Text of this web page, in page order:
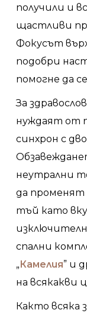
получили и
щастливи
Фокусът
подобри
помогне да
За
нуждаят от
синхрон с
неутрални
да променят
тъй като
спални
„Камелия” и
на всякакви
Както всяка